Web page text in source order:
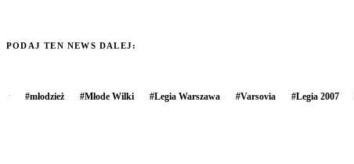
PODAJ TEN NEWS DALEJ:
#młodzież #Młode Wilki #Legia Warszawa #Varsovia #Legia 2007